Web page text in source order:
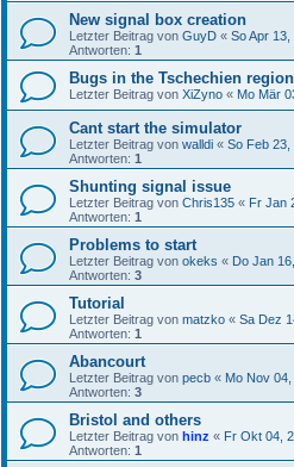
New signal box creation
Letzter Beitrag von GuyD « So Apr
Antworten: 1
Bugs in the Tschechien
Letzter Beitrag von XiZyno « Mo Mär
Cant start the simulator
Letzter Beitrag von walldi « So Feb 23,
Antworten: 1
Shunting signal issue
Letzter Beitrag von Chris135 « Fr Jan
Antworten: 1
Problems to start
Letzter Beitrag von okeks « Do Jan
Antworten: 3
Tutorial
Letzter Beitrag von matzko « Sa Dez
Antworten: 1
Abancourt
Letzter Beitrag von pecb « Mo Nov
Antworten: 3
Bristol and others
Letzter Beitrag von hinz « Fr Okt 04,
Antworten: 1